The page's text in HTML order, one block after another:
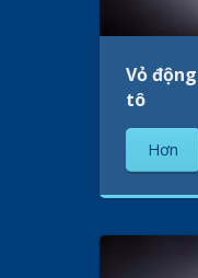
Vỏ
tô
Hơn